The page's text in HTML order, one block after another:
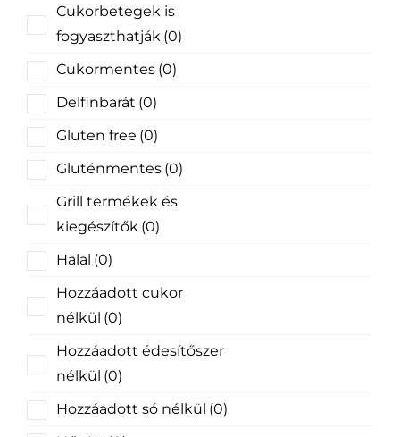
Cukorbetegek is
fogyaszthatják (0)
Cukormentes (0)
Delfinbarát (0)
Gluten free (0)
Gluténmentes (0)
Grill termékek és
kiegészítők (0)
Halal (0)
Hozzáadott cukor
nélkül (0)
Hozzáadott édesítőszer
nélkül (0)
Hozzáadott só nélkül (0)